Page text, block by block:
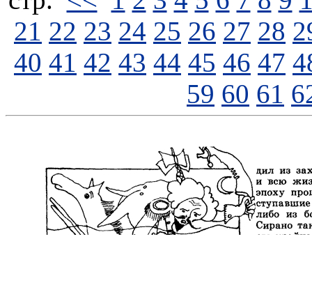
21 22 23 24 25 26 27 28
40 41 42 43 44 45 46 47
59 60 61